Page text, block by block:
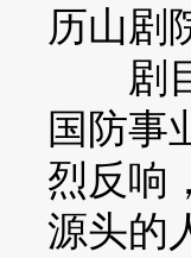
历山剧
剧目
国防事
烈反响
源头的